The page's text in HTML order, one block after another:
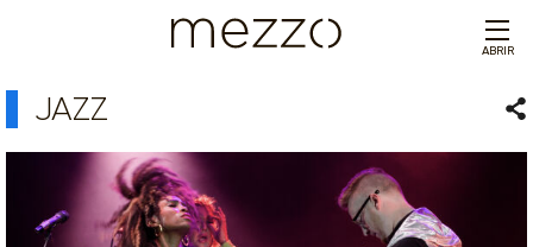
ABRIR
JAZZ